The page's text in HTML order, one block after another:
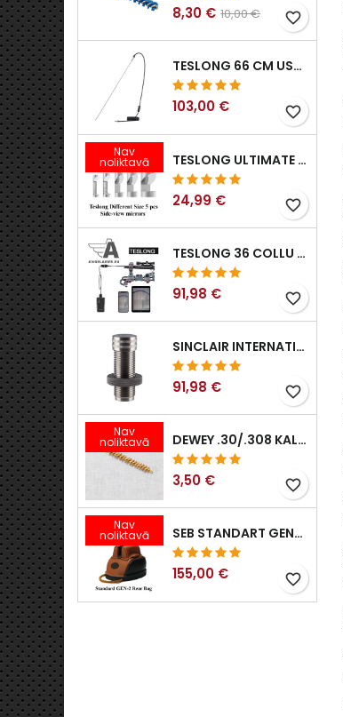
8,30 € 10,00 € favorite_border
TESLONG 66 CM USB BOROSKOPS
103,00 € favorite_border
Nav
noliktavā TESLONG ULTIMATE SĀNSKATA ENDOSKOPA SPOGUĻU KOMPLEKTS (5 GAB.)
24,99 € favorite_border
TESLONG 36 COLLU / 92 CM WIFI ELASTĪGS BOROSKOPS IPHONE IPAD ANDRIOD AR WIFI ADAPTERI
91,98 € favorite_border
SINCLAIR INTERNATIONAL II PAAUDZES EKSPANDERI
91,98 € favorite_border
Nav
noliktavā DEWEY .30/.308 KALIBRA BRONZAS ŠAUTENES BIRSTE. B-30 MODELIS
3,50 € favorite_border
Nav
noliktavā SEB STANDART GEN-2 ŠAUŠANAS ATBALSTA MAISS - 1 CM, 1. 25 CM, 1,.6 CM, 1.9 CM, 2.25 CM VAI 2.5 CM
155,00 € favorite_border